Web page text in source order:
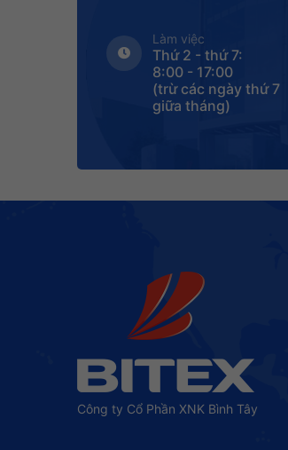
Làm việc
Thứ 2 - thứ 7:
8:00 - 17:00
(trừ các ngày thứ 7
giữa tháng)
Công ty Cổ Phần XNK Bình Tây